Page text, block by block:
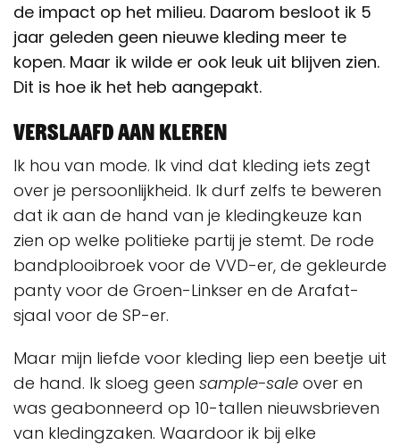
de impact op het milieu. Daarom besloot ik 5
jaar geleden geen nieuwe kleding meer te
kopen. Maar ik wilde er ook leuk uit blijven zien.
Dit is hoe ik het heb aangepakt.
Verslaafd aan kleren
Ik hou van mode. Ik vind dat kleding iets zegt
over je persoonlijkheid. Ik durf zelfs te beweren
dat ik aan de hand van je kledingkeuze kan
zien op welke politieke partij je stemt. De rode
bandplooibroek voor de VVD-er, de gekleurde
panty voor de Groen-Linkser en de Arafat-
sjaal voor de SP-er.
Maar mijn liefde voor kleding liep een beetje uit
de hand. Ik sloeg geen sample-sale over en
was geabonneerd op 10-tallen nieuwsbrieven
van kledingzaken. Waardoor ik bij elke